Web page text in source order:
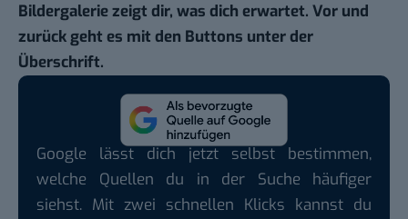
Bildergalerie zeigt dir, was dich erwartet. Vor und
zurück geht es mit den Buttons unter der
Überschrift.
Google lässt dich jetzt selbst bestimmen,
welche Quellen du in der Suche häufiger
siehst. Mit zwei schnellen Klicks kannst du